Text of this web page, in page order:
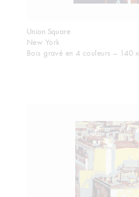
Union Square
New York
Bois gravé en 4 couleurs – 140 x